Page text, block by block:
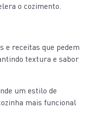
o cozimento.
e receitas que pedem
textura e sabor
um estilo de
mais funcional